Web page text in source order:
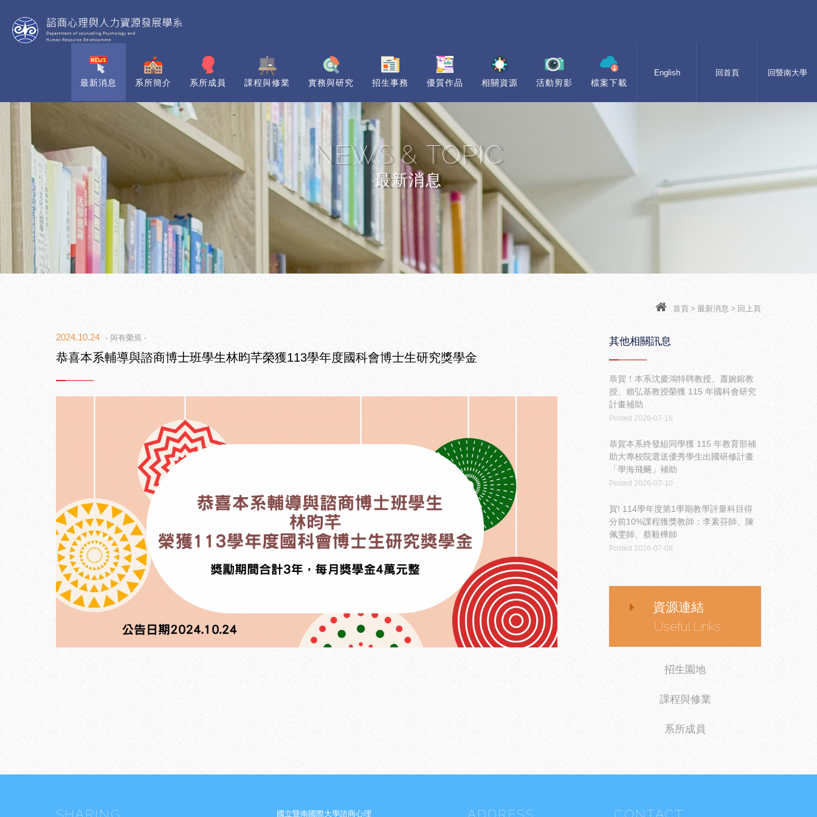
最新消息 系所簡介 系所成員 課程與修業 實務與研究 招生事務 優質作品 相關資源 活動剪影 檔案下載
English 回首頁 回暨南大學
NEWS & TOPIC
最新消息
首頁 > 最新消息 > 回上頁
2024.10.24 - 與有榮焉 -
恭喜本系輔導與諮商博士班學生林昀芊榮獲113學年度國科會博士生研究獎學金
其他相關訊息
恭賀！本系沈慶鴻特聘教授、蕭婉鎔教
授、賴弘基教授榮獲 115 年國科會研究
計畫補助
Posted 2026-07-16
恭賀本系終發組同學獲 115 年教育部補
助大專校院選送優秀學生出國研修計畫
「學海飛颺」補助
Posted 2026-07-10
賀! 114學年度第1學期教學評量科目得
分前10%課程獲獎教師：李素芬師、陳
佩雯師、蔡毅樺師
Posted 2026-07-08
資源連結
Useful Links
招生園地
課程與修業
系所成員
國立暨南國際大學諮商心理